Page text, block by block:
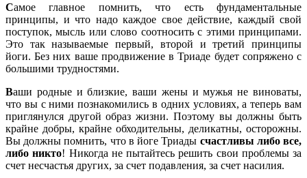
Cамое главное помнить, что есть фундаментальные
принципы, и что надо каждое свое действие, каждый свой
поступок, мысль или слово соотносить с этими принципами.
Это так называемые первый, второй и третий принципы
йоги. Без них ваше продвижение в Триаде будет сопряжено с
большими трудностями.
Ваши родные и близкие, ваши жены и мужья не виноваты,
что вы с ними познакомились в одних условиях, а теперь вам
приглянулся другой образ жизни. Поэтому вы должны быть
крайне добры, крайне обходительны, деликатны, осторожны.
Вы должны помнить, что в йоге Триады счастливы либо все,
либо никто! Никогда не пытайтесь решить свои проблемы за
счет несчастья других, за счет подавления, за счет насилия.